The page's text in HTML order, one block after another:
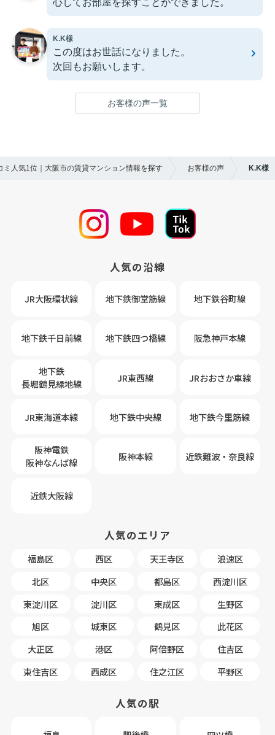
K.K様
この度はお世話になりました。
次回もお願いします。
お客様の声一覧
ミ人気1位｜大阪市の賃貸マンション情報を探す お客様の声 K.K様
人気の沿線
JR大阪環状線 地下鉄御堂筋線 地下鉄谷町線
地下鉄千日前線 地下鉄四つ橋線 阪急神戸本線
地下鉄
長堀鶴見緑地線
JR東西線 JRおおさか車線
JR東海道本線 地下鉄中央線 地下鉄今里筋線
阪神電鉄
阪神なんば線
阪神本線 近鉄難波・奈良線
近鉄大阪線
人気のエリア
福島区 西区 天王寺区
浪速区
北区
中央区 都島区
西淀川区
東淀川区
淀川区 東成区
生野区
旭区
城東区 鶴見区
此花区
大正区
港区 阿倍野区
住吉区
東住吉区
西成区 住之江区 平野区
人気の駅